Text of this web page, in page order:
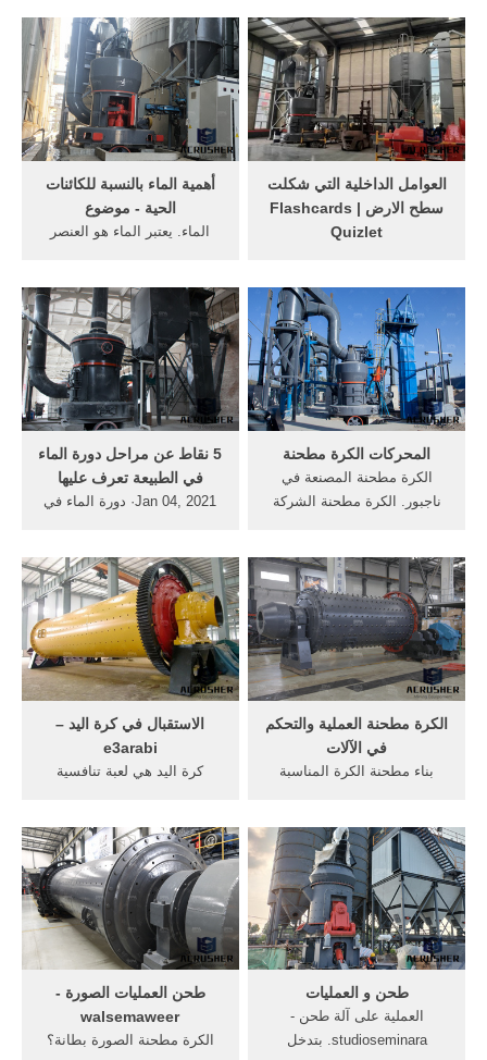
الجملة . مثال:(انتقال الحرارة
من الجسم الساخن إلى أخر
بارد_ أو تحول العمل إلى حرارة
بالاحتكاك_ أو امتزاج غازين
ببعضهما_ أو انفجار ...
(بالإنجليزيّة: Hydrologic Cycle)
بأنّها الدورة التي المسؤولة عن
حركة المياه في نظام الغلاف
الجوّي للأرض، وتتمثّل في
العديد من العمليات؛ كالتبخّر ...
أهمية الماء بالنسبة للكائنات
الحية - موضوع
الماء. يعتبر الماء هو العنصر
العمليات الحيوية التي تتمّ داخل
أجسام الكائنات الحية، سواء
الكائنات الدقيقة والأولية، أو
العمليّات الحيوية في النبات، أو
حتى في ...
العوامل الداخلية التي شكلت
سطح الارض Flashcards |
Quizlet
الارض. Learn vocabulary,
terms, and more with
flashcards, games, and other
study tools.
5 نقاط عن مراحل دورة الماء
في الطبيعة تعرف عليها
Jan 04, 2021· دورة الماء في
والمرتبطة، والتي من خلالها يتم
إعادة تشكيل الماء من خلال
تغير حالاته الفيزيائية من صورة
إلى أخرى، ويضمن هذا التغيير
في ...
المحركات الكرة مطحنة
الكرة مطحنة المصنعة في
ناجبور. الكرة مطحنة الشركة
ل مطحنة . الدردشة الآن;
مطحنة الكرة slection المحرك
التعريفي
الاستقبال في كرة اليد –
e3arabi
كرة اليد هي لعبة تنافسية
طريق المشاركة في المباريات
التي تنقسم إلى شوطين، تكون
مدة كل شوط ثلاثين دقيقة.. لا
بد من التنويه على أن لعبة كرة
اليد تُلعب في صالات داخلية ...
الكرة مطحنة العملية والتحكم
في الآلات
بناء مطحنة الكرة المناسبة
إنتاج الأسمنتالكرة مطحنة في
عملية الاسمنت ارتفاع درجة آلة
طحن صمام آلة طحن الآلات .
طحن العمليات الصورة -
walsemaweer
الكرة مطحنة الصورة بطانة؟
طحن و العمليات
العملية على آلة طحن -
studioseminara. بتدخل